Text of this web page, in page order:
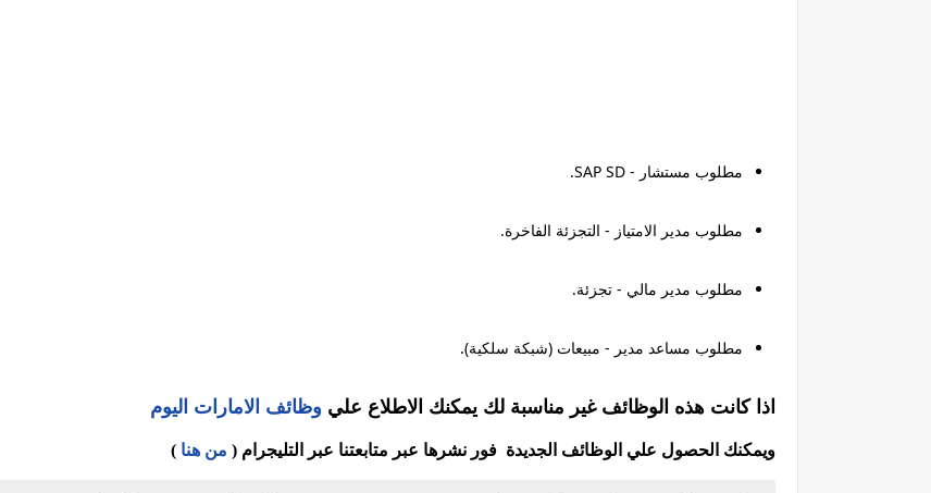
مطلوب مستشار - SAP SD.
مطلوب مدير الامتياز - التجزئة الفاخرة.
مطلوب مدير مالي - تجزئة.
مطلوب مساعد مدير - مبيعات (شبكة سلكية).
اذا كانت هذه الوظائف غير مناسبة لك يمكنك الاطلاع علي وظائف الامارات اليوم
ويمكنك الحصول علي الوظائف الجديدة فور نشرها عبر متابعتنا عبر التليجرام ( من هنا )